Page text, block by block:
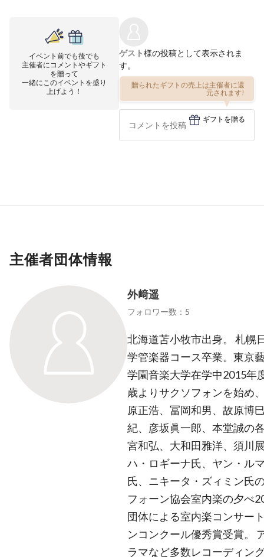
イベント前でも後でも
主催者にコメントやギフト
を贈って
一緒にこのイベントを盛り
上げよう！
ゲスト様の投稿として表示されま
す。
贈られたギフトの売上は主催者に還
元されます!
ギフトを贈る
主催者団体情報
外﨑遥
フォロワー数：5
北海道苫小牧市出身。 札幌
学管楽器コース卒業。東京
学園音楽大学在学中2015年
歳よりサクソフォンを始め
原正浩、冨岡和男、故原博
紀、彦坂眞一郎、本堂誠の
宮和弘、大和田雅洋、須川
ハ・ロギーナ氏、ヤン・ル
氏、ニキータ・ズィミン氏
フォーン協会室内楽の夕べ
団体による室内楽コンサー
ンコンクール優秀賞受賞。
ラマなど多数レコーディン